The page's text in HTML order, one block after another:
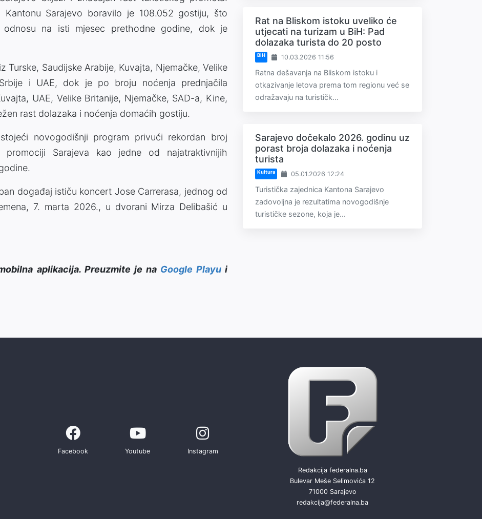
Sarajevo boravilo je 108.052 gostiju, što
na isti mjesec prethodne godine, dok je
Turske, Saudijske Arabije, Kuvajta, Njemačke, Velike
i UAE, dok je po broju noćenja prednjačila
UAE, Velike Britanije, Njemačke, SAD-a, Kine,
rast dolazaka i noćenja domaćih gostiju.
novogodišnji program privući rekordan broj
Sarajeva kao jedne od najatraktivnijih
događaj ističu koncert Jose Carrerasa, jednog od
7. marta 2026., u dvorani Mirza Delibašić u
aplikacija. Preuzmite je na Google Playui
Rat na Bliskom istoku uveliko će
utjecati na turizam u BiH: Pad
dolazaka turista do 20 posto
BiH 10.03.2026 11:56
Ratna dešavanja na Bliskom istoku i
otkazivanje letova prema tom regionu već se
odražavaju na turističk...
Sarajevo dočekalo 2026. godinu uz
porast broja dolazaka i noćenja
turista
Kultura 05.01.2026 12:24
Turistička zajednica Kantona Sarajevo
zadovoljna je rezultatima novogodišnje
turističke sezone, koja je...
Facebook Youtube Instagram
Redakcija federalna.ba
Bulevar Meše Selimovića 12
71000 Sarajevo
redakcija@federalna.ba